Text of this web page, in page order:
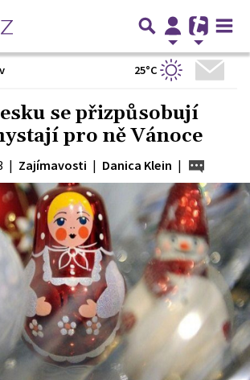
25°C
se přizpůsobují
pro ně Vánoce
| Zajímavosti | Danica Klein |